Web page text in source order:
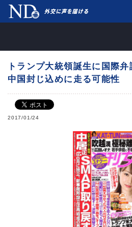
トランプ大統領誕生に国際
中国封じ込めに走る可能性
2017/01/24